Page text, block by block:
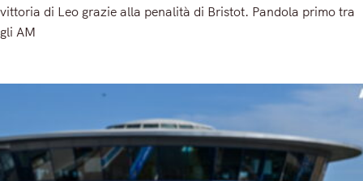
vittoria di Leo grazie alla penalità di Bristot. Pandola primo tra
gli AM